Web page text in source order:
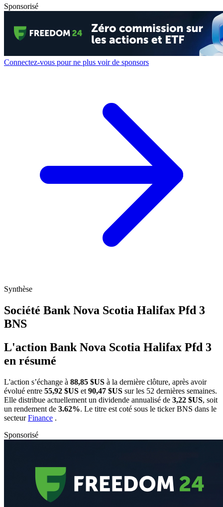
Sponsorisé
Connectez-vous pour ne plus voir de sponsors
Synthèse
Société Bank Nova Scotia Halifax Pfd 3
BNS
L'action Bank Nova Scotia Halifax Pfd 3
en résumé
L'action s’échange à 88,85 $US à la dernière clôture, après avoir
évolué entre 55,92 $US et 90,47 $US sur les 52 dernières semaines.
Elle distribue actuellement un dividende annualisé de 3,22 $US, soit
un rendement de 3.62%. Le titre est coté sous le tickerBNS dans le
secteurFinance .
Sponsorisé